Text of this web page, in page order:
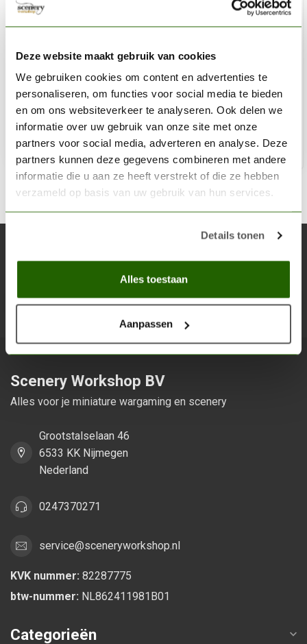
Deze website maakt gebruik van cookies
We gebruiken cookies om content en advertenties te
personaliseren, om functies voor social media te bieden
en om ons websiteverkeer te analyseren. Ook delen we
informatie over uw gebruik van onze site met onze
partners voor social media, adverteren en analyse. Deze
partners kunnen deze gegevens combineren met andere
informatie die u aan ze heeft verstrekt of die ze hebben
verzameld op basis van uw gebruik van hun services.
Details tonen
Alles toestaan
Aanpassen
Professional Airbrush Cleaning Brush Set - 5x - PK-
605030
€5,39
Niet op voorraad
Scenery Workshop BV
Alles voor je miniature wargaming en scenery
Grootstalselaan 46
6533 KK Nijmegen
Nederland
0247370271
service@sceneryworkshop.nl
KVK nummer: 82287775
btw-nummer: NL862411981B01
Categorieën